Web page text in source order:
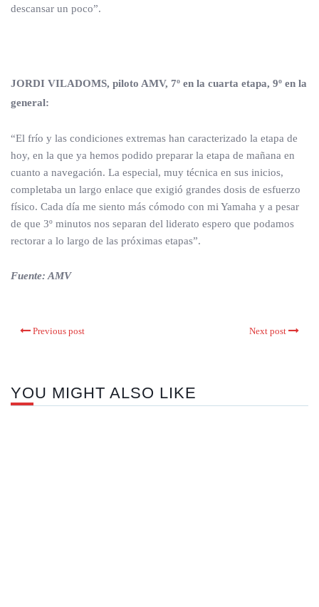
descansar un poco”.
JORDI VILADOMS, piloto AMV, 7º en la cuarta etapa, 9º en la
general:
“El frío y las condiciones extremas han caracterizado la etapa de
hoy, en la que ya hemos podido preparar la etapa de mañana en
cuanto a navegación. La especial, muy técnica en sus inicios,
completaba un largo enlace que exigió grandes dosis de esfuerzo
físico. Cada día me siento más cómodo con mi Yamaha y a pesar
de que 3º minutos nos separan del liderato espero que podamos
rectorar a lo largo de las próximas etapas”.
Fuente: AMV
Previous post Next post
YOU MIGHT ALSO LIKE